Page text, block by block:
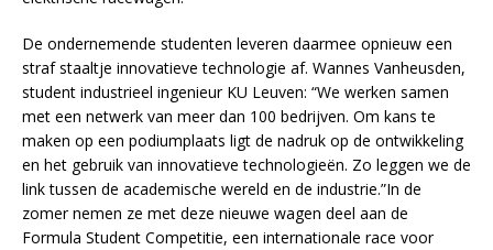
De ondernemende studenten leveren daarmee opnieuw een
straf staaltje innovatieve technologie af. Wannes Vanheusden,
student industrieel ingenieur KU Leuven: “We werken samen
met een netwerk van meer dan 100 bedrijven. Om kans te
maken op een podiumplaats ligt de nadruk op de ontwikkeling
en het gebruik van innovatieve technologieën. Zo leggen we de
link tussen de academische wereld en de industrie.”In de
zomer nemen ze met deze nieuwe wagen deel aan de
Formula Student Competitie, een internationale race voor